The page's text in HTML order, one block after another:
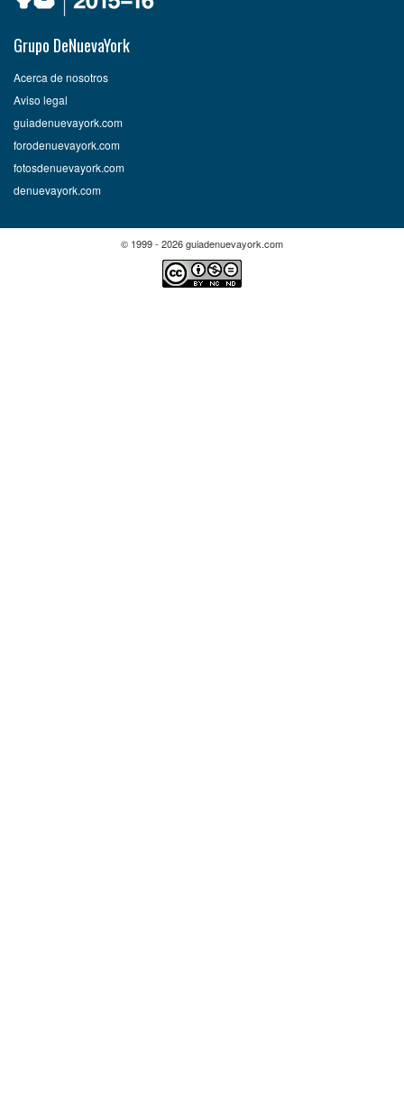
Grupo DeNuevaYork
Acerca de nosotros
Aviso legal
guiadenuevayork.com
forodenuevayork.com
fotosdenuevayork.com
denuevayork.com
© 1999 - 2026 guiadenuevayork.com